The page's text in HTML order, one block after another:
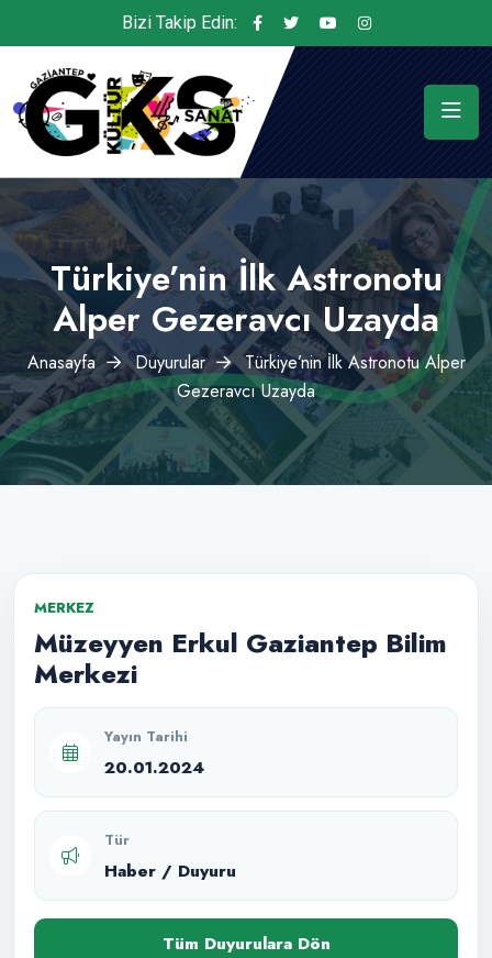
Bizi Takip Edin:
Türkiye’nin İlk Astronotu
Alper Gezeravcı Uzayda
Anasayfa Duyurular
Türkiye’nin İlk Astronotu Alper
Gezeravcı Uzayda
MERKEZ
Müzeyyen Erkul Gaziantep Bilim
Merkezi
Yayın Tarihi
20.01.2024
Tür
Haber / Duyuru
Tüm Duyurulara Dön